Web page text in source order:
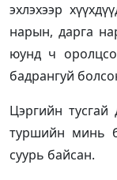
эхлэхээр
нарын, дарга
юунд ч
бадрангуй
Цэргийн тусгай
туршийн минь
суурь байсан.